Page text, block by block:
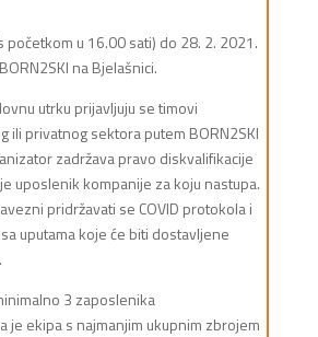
početkom u 16.00 sati) do 28. 2. 2021.
na Bjelašnici.
utrku prijavljuju se timovi
ili privatnog sektora putem BORN2SKI
zadržava pravo diskvalifikacije
uposlenik kompanije za koju nastupa.
pridržavati se COVID protokola i
uputama koje će biti dostavljene
3 zaposlenika
je ekipa s najmanjim ukupnim zbrojem